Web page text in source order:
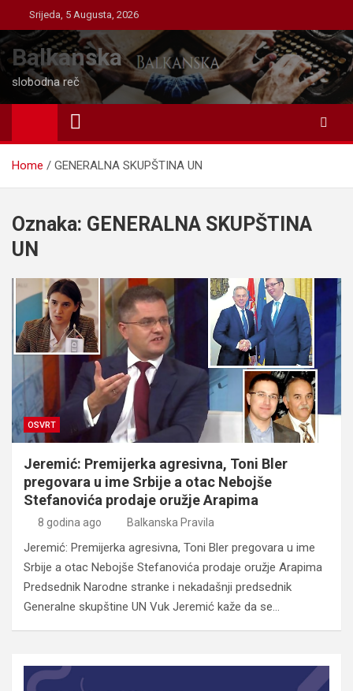
to
content
Srijeda, 5 Augusta, 2026
Balkanska
slobodna reč
Home GENERALNA SKUPŠTINA UN
Oznaka: GENERALNA SKUPŠTINA
UN
OSVRT
Jeremić: Premijerka agresivna, Toni Bler
pregovara u ime Srbije a otac Nebojše
Stefanovića prodaje oružje Arapima
8 godina ago Balkanska Pravila
Jeremić: Premijerka agresivna, Toni Bler pregovara u ime
Srbije a otac Nebojše Stefanovića prodaje oružje Arapima
Predsednik Narodne stranke i nekadašnji predsednik
Generalne skupštine UN Vuk Jeremić kaže da se…